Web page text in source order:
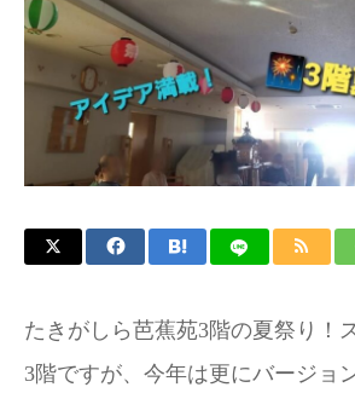
たきがしら芭蕉苑3階の夏祭り！
3階ですが、今年は更にバージョ
アクセス
お問い合わせ